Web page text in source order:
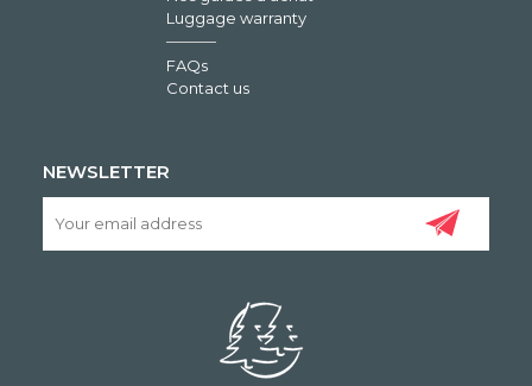
Luggage warranty
FAQs
Contact us
NEWSLETTER